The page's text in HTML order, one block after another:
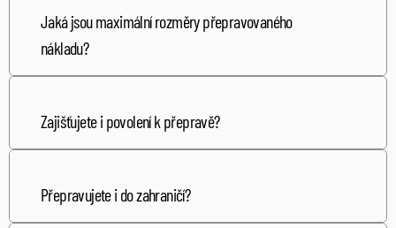
Jaká jsou maximální rozměry přepravovaného
nákladu?
Záleží na konkrétním návěsu a trase. Kontaktujte
proveditelnost.
Zajišťujete i povolení k přepravě?
Ano, na přání zajistíme veškerá potřebná povolení a
Přepravujete i do zahraničí?
Primárně pracujeme v ČR a SR, v konkrétních